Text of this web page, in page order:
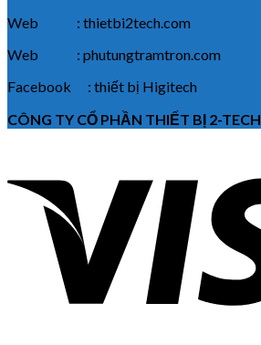
Web : thietbi2tech.com
Web : phutungtramtron.com
Facebook : thiết bị Higitech
CÔNG TY CỔ PHẦN THIẾT BỊ 2-TECH